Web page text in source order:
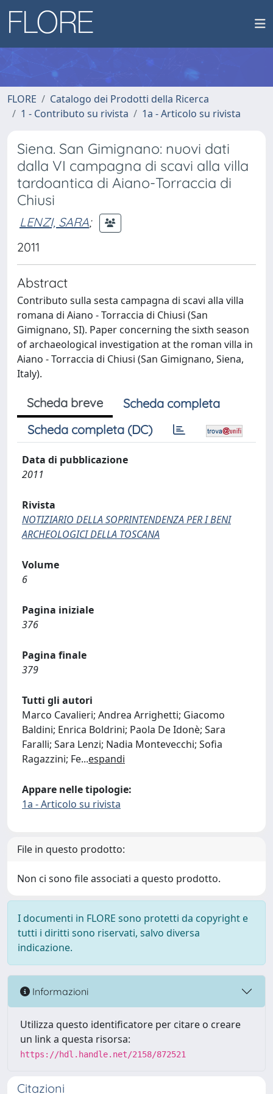
FLORE
Catalogo dei Prodotti della Ricerca
1 - Contributo su rivista
1a - Articolo su rivista
Siena. San Gimignano: nuovi dati
dalla VI campagna di scavi alla villa
tardoantica di Aiano-Torraccia di
Chiusi
LENZI, SARA;
2011
Abstract
Contributo sulla sesta campagna di scavi alla villa
romana di Aiano - Torraccia di Chiusi (San
Gimignano, SI). Paper concerning the sixth season
of archaeological investigation at the roman villa in
Aiano - Torraccia di Chiusi (San Gimignano, Siena,
Italy).
Scheda breve
Scheda completa
Scheda completa (DC)
Data di pubblicazione
2011
Rivista
NOTIZIARIO DELLA SOPRINTENDENZA PER I BENI
ARCHEOLOGICI DELLA TOSCANA
Volume
6
Pagina iniziale
376
Pagina finale
379
Tutti gli autori
Marco Cavalieri; Andrea Arrighetti; Giacomo
Baldini; Enrica Boldrini; Paola De Idonè; Sara
Faralli; Sara Lenzi; Nadia Montevecchi; Sofia
Ragazzini; Fe...espandi
Appare nelle tipologie:
1a - Articolo su rivista
File in questo prodotto:
Non ci sono file associati a questo prodotto.
I documenti in FLORE sono protetti da copyright e
tutti i diritti sono riservati, salvo diversa
indicazione.
Informazioni
Utilizza questo identificatore per citare o creare
un link a questa risorsa:
https://hdl.handle.net/2158/872521
Citazioni